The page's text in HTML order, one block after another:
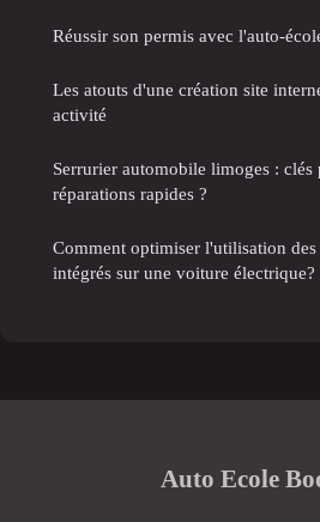
Réussir son permis avec l'auto-
Les atouts d'une création site
activité
Serrurier automobile limoges : clés
réparations rapides ?
Comment optimiser l'utilisation des
intégrés sur une voiture électrique?
Auto Ecole